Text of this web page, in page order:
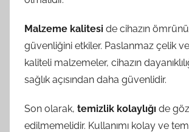
Malzeme kalitesi de cihazın
güvenliğini etkiler. Paslanmaz çelik
kaliteli malzemeler, cihazın
sağlık açısından daha güvenlidir.
Son olarak, temizlik kolaylığı de
edilmemelidir. Kullanımı kolay ve